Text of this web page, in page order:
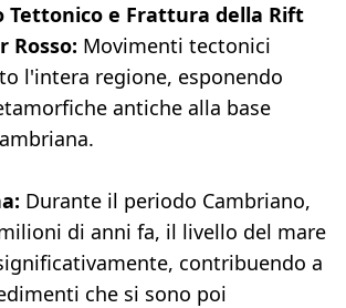
Tettonico e Frattura della Rift
Rosso: Movimenti tectonici
l'intera regione, esponendo
antiche alla base
Durante il periodo Cambriano,
di anni fa, il livello del mare
contribuendo a
che si sono poi